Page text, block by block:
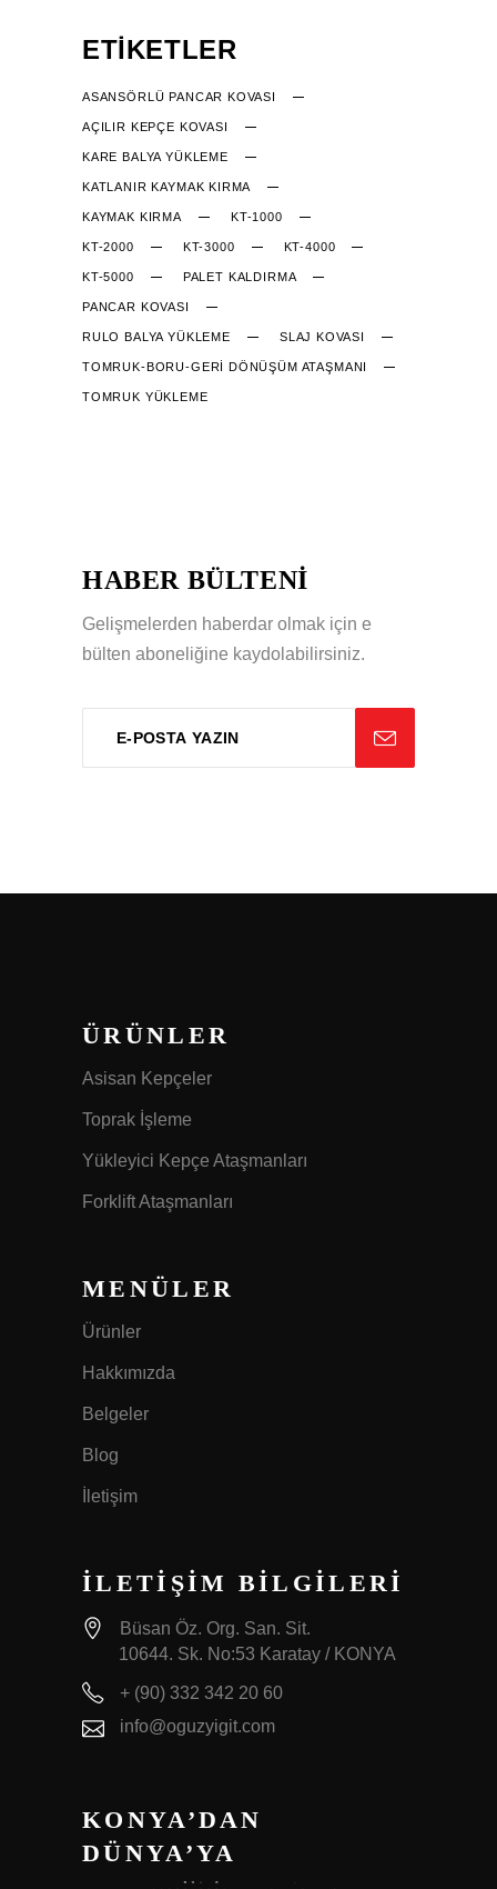
ETIKETLER
ASANSÖRLÜ PANCAR KOVASI
AÇILIR KEPÇE KOVASI
KARE BALYA YÜKLEME
KATLANIR KAYMAK KIRMA
KAYMAK KIRMA KT-1000
KT-2000 KT-3000 KT-4000
KT-5000 PALET KALDIRMA
PANCAR KOVASI
RULO BALYA YÜKLEME SLAJ KOVASI
TOMRUK-BORU-GERİ DÖNÜŞÜM ATAŞMANI
TOMRUK YÜKLEME
HABER BÜLTENİ
Gelişmelerden haberdar olmak için e
bülten aboneliğine kaydolabilirsiniz.
ÜRÜNLER
Asisan Kepçeler
Toprak İşleme
Yükleyici Kepçe Ataşmanları
Forklift Ataşmanları
MENÜLER
Ürünler
Hakkımızda
Belgeler
Blog
İletişim
İLETİŞİM BİLGİLERİ
Büsan Öz. Org. San. Sit.
10644. Sk. No:53 Karatay / KONYA
+ (90) 332 342 20 60
info@oguzyigit.com
KONYA’DAN
DÜNYA’YA